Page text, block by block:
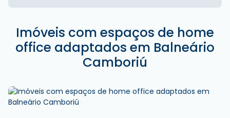
Imóveis com espaços de home
office adaptados em Balneário
Camboriú